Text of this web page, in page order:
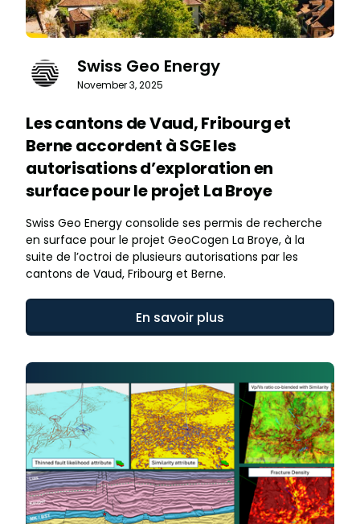
Swiss Geo Energy
November 3, 2025
Les cantons de Vaud, Fribourg et
Berne accordent à SGE les
autorisations d’exploration en
surface pour le projet La Broye
Swiss Geo Energy consolide ses permis de recherche
en surface pour le projet GeoCogen La Broye, à la
suite de l’octroi de plusieurs autorisations par les
cantons de Vaud, Fribourg et Berne.
En savoir plus